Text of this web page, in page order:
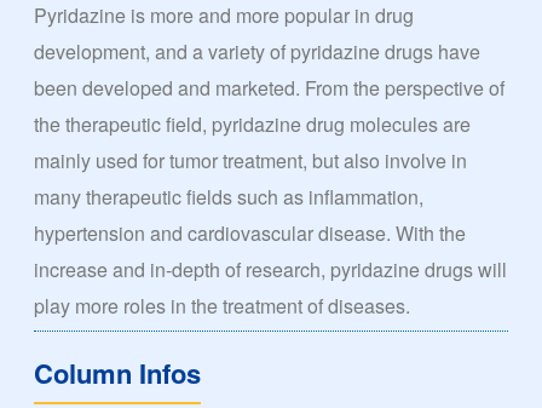
Pyridazine is more and more popular in drug
development, and a variety of pyridazine drugs have
been developed and marketed. From the perspective of
the therapeutic field, pyridazine drug molecules are
mainly used for tumor treatment, but also involve in
many therapeutic fields such as inflammation,
hypertension and cardiovascular disease. With the
increase and in-depth of research, pyridazine drugs will
play more roles in the treatment of diseases.
Column Infos